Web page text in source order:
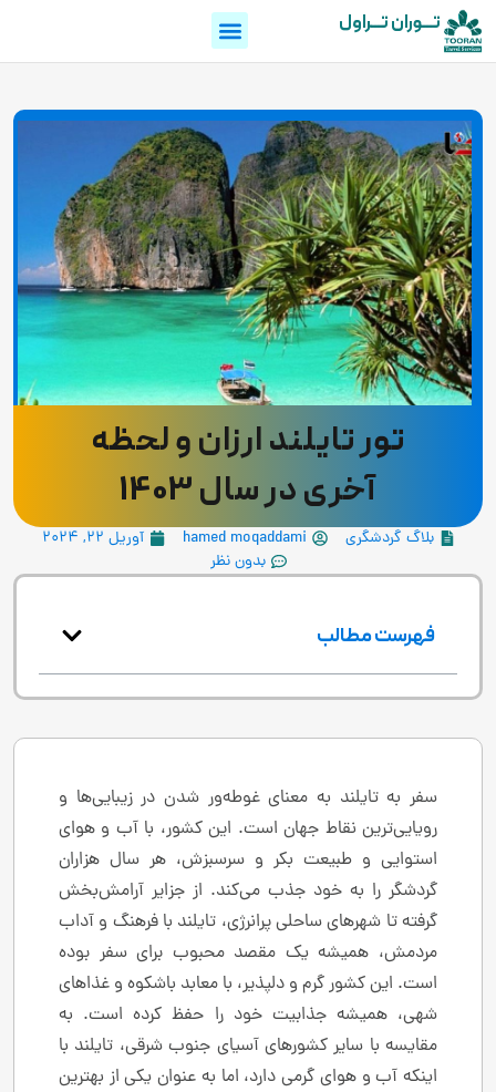
تـــوران تـــراول
تور تایلند ارزان و لحظه
آخری در سال 1403
بلاگ گردشگری hamed moqaddami
آوریل 22, 2024
بدون نظر
فهرست مطالب
سفر به تایلند به معنای غوطه‌ور شدن در زیبایی‌ها و
رویایی‌ترین نقاط جهان است. این کشور، با آب و هوای
استوایی و طبیعت بکر و سرسبزش، هر سال هزاران
گردشگر را به خود جذب می‌کند. از جزایر آرامش‌بخش
گرفته تا شهرهای ساحلی پرانرژی، تایلند با فرهنگ و آداب
مردمش، همیشه یک مقصد محبوب برای سفر بوده
است. این کشور گرم و دلپذیر، با معابد باشکوه و غذاهای
شهی، همیشه جذابیت خود را حفظ کرده است. به
مقایسه با سایر کشورهای آسیای جنوب شرقی، تایلند با
اینکه آب و هوای گرمی دارد، اما به عنوان یکی از بهترین